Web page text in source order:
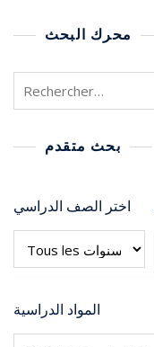
محرك البحث
بحث متقدم
اختر الصف الدراسي
المواد الدراسية